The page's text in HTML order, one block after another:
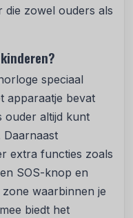
die zowel ouders als
speciaal
apparaatje bevat
ouder altijd kunt
Daarnaast
extra functies zoals
SOS-knop en
waarbinnen je
biedt het